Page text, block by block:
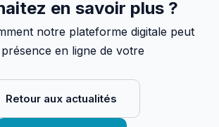
en savoir plus ?
notre plateforme digitale peut
en ligne de votre
Retour aux actualités